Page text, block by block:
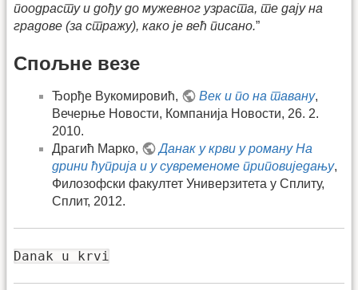
поодрасту и дођу до мужевног узраста, те дају на
градове (за стражу), како је већ писано.”
Спољне везе
Ђорђе Вукомировић, Век и по на тавану,
Вечерње Новости, Компанија Новости, 26. 2.
2010.
Драгић Марко,
Данак у крви у роману На
дрини ћуприја и у сувременоме приповиједању,
Филозофски факултет Универзитета у Сплиту,
Сплит, 2012.
Danak u krvi